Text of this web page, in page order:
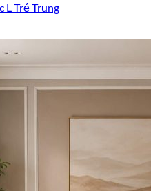
L Trẻ Trung